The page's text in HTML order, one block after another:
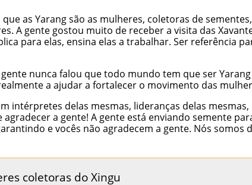
as Yarang são as mulheres, coletoras de
A gente gostou muito de receber a visita das
para elas, ensina elas a trabalhar. Ser referência
nunca falou que todo mundo tem que ser
a ajudar a fortalecer o movimento das
intérpretes delas mesmas, lideranças delas
a gente! A gente está enviando semente
e vocês não agradecem a gente. Nós
coletoras do Xingu